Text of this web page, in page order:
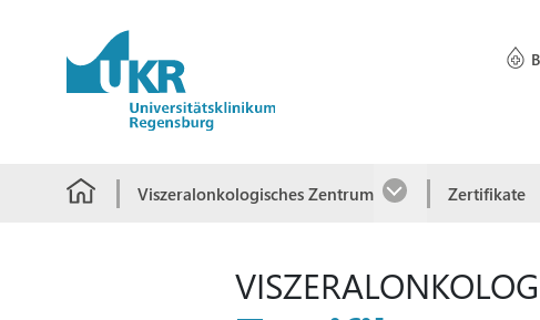
Springe zum Hauptinhalt
Viszeralonkologisches Zentrum Zertifikate